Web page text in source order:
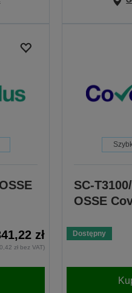
zł
zł bez VAT)
SC-
OSSE
Dostępny